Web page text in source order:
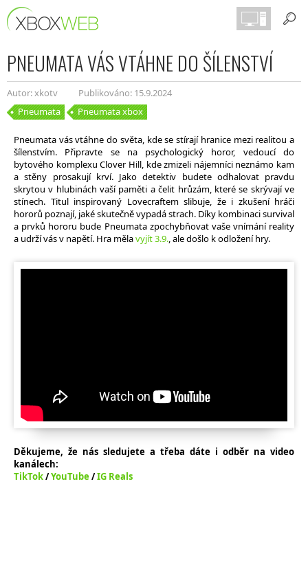
PNEUMATA VÁS VTÁHNE DO ŠÍLENSTVÍ
Autor: xkotv
Publikováno: 15.9.2024
Pneumata
Pneumata xbox
Pneumata vás vtáhne do světa, kde se stírají hranice mezi realitou a
šílenstvím. Připravte se na psychologický horor, vedoucí do
bytového komplexu Clover Hill, kde zmizeli nájemníci neznámo kam
a stěny prosakují krví. Jako detektiv budete odhalovat pravdu
skrytou v hlubinách vaší paměti a čelit hrůzám, které se skrývají ve
stínech. Titul inspirovaný Lovecraftem slibuje, že i zkušení hráči
hororů poznají, jaké skutečně vypadá strach. Díky kombinaci survival
a prvků hororu bude Pneumata zpochybňovat vaše vnímání reality
a udrží vás v napětí. Hra mělavyjít 3.9., ale došlo k odložení hry.
Děkujeme, že nás sledujete a třeba dáte i odběr na video
kanálech:
TikTok/YouTube /IG Reals